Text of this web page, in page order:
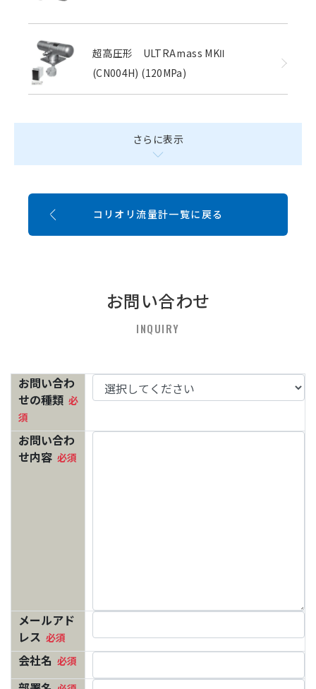
超高圧形 ULTRAmass MKⅡ
(CN004H) (120MPa)
さらに表示
コリオリ流量計一覧に戻る
お問い合わせ
INQUIRY